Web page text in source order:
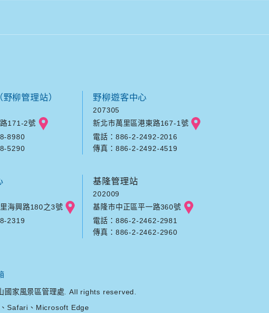
柳管理站）
171-2號
8980
5290
野柳遊客中心
207305
新北市萬里區港東路167-1號
電話：886-2-2492-2016
傳真：886-2-2492-4519
海興路180之3號
2319
基隆管理站
202009
基隆市中正區平一路360號
電話：886-2-2462-2981
傳真：886-2-2462-2960
家風景區管理處. All rights reserved.
Safari、Microsoft Edge